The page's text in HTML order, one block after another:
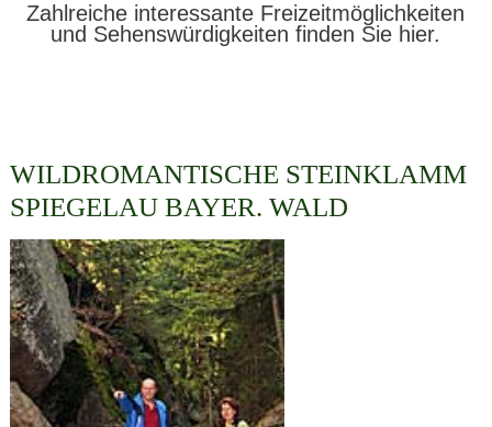
Zahlreiche interessante Freizeitmöglichkeiten
und Sehenswürdigkeiten finden Sie hier.
WILDROMANTISCHE STEINKLAMM
SPIEGELAU BAYER. WALD